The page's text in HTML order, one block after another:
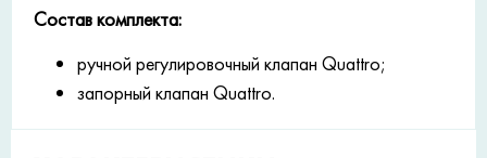
Состав комплекта:
ручной регулировочный клапан Quattro;
запорный клапан Quattro.